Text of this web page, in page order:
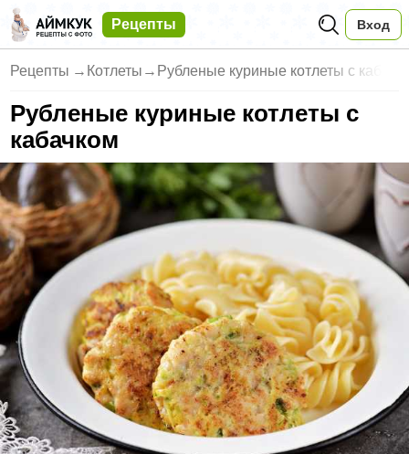
Рецепты Вход
Рецепты → Котлеты → Рубленые куриные котлеты с каб
Рубленые куриные котлеты с
кабачком